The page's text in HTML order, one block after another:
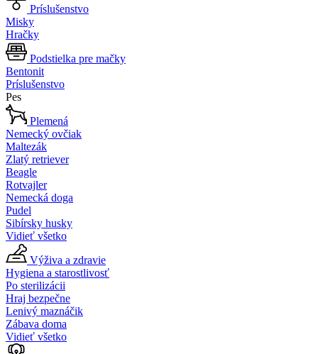
Príslušenstvo
Misky
Hračky
Podstielka pre mačky
Bentonit
Príslušenstvo
Pes
Plemená
Nemecký ovčiak
Maltezák
Zlatý retriever
Beagle
Rotvajler
Nemecká doga
Pudel
Sibírsky husky
Vidieť všetko
Výživa a zdravie
Hygiena a starostlivosť
Po sterilizácii
Hraj bezpečne
Lenivý maznáčik
Zábava doma
Vidieť všetko